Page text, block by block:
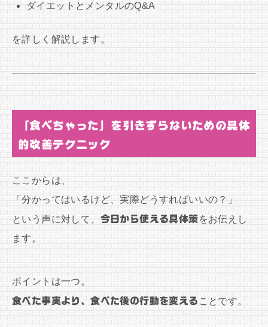
ダイエットとメンタルのQ&A
を詳しく解説します。
「食べちゃった」を引きずらないための具体
的改善テクニック
ここからは、
「分かってはいるけど、実際どうすればいいの？」
という声に対して、 今日から使える具体策をお伝えし
ます。
ポイントは一つ。
食べた事実より、食べた後の行動を変える ことです。